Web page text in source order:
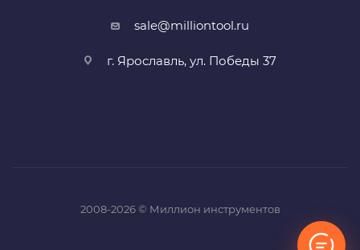
sale@milliontool.ru
г. Ярославль, ул. Победы 37
2008-2026 © Миллион инструментов